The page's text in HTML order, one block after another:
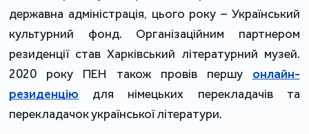
державна адміністрація, цього року – Український
культурний фонд. Організаційним партнером
резиденції став Харківський літературний музей.
2020 року ПЕН також провів першу онлайн-
резиденцію для німецьких перекладачів та
перекладачок української літератури.